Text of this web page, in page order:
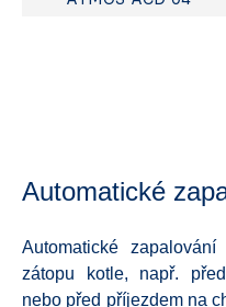
Automatické
Automatické
zátopu kotle, např.
nebo před příjezdem na